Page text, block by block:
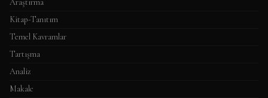
ı
Araştırma
Kitap-Tanıtım
Temel Kavramlar
Tartışma
Analiz
Makale